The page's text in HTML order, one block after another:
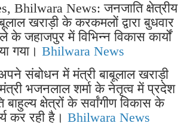
Bhilwara News: जनजाति क्षेत्रीय
खराड़ी के करकमलों द्वारा बुधवार
के जहाजपुर में विभिन्न विकास कार्यों
गया। Bhilwara News
संबोधन में मंत्री बाबूलाल खराड़ी
भजनलाल शर्मा के नेतृत्व में प्रदेश
क्षेत्रों के सर्वांगीण विकास के
कर रही है। Bhilwara News